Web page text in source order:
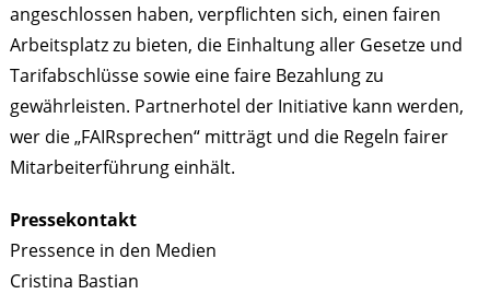
angeschlossen haben, verpflichten sich, einen fairen
Arbeitsplatz zu bieten, die Einhaltung aller Gesetze und
Tarifabschlüsse sowie eine faire Bezahlung zu
gewährleisten. Partnerhotel der Initiative kann werden,
wer die „FAIRsprechen“ mitträgt und die Regeln fairer
Mitarbeiterführung einhält.
Pressekontakt
Pressence in den Medien
Cristina Bastian